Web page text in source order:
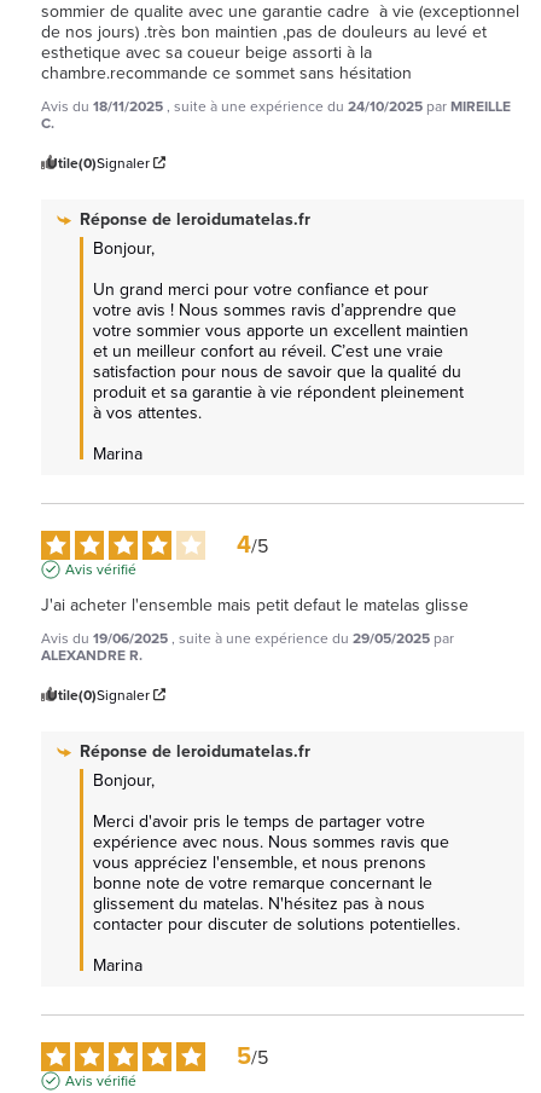
sommier de qualite avec une garantie cadre  à vie (exceptionnel
de nos jours) .très bon maintien ,pas de douleurs au levé et
esthetique avec sa coueur beige assorti à la
chambre.recommande ce sommet sans hésitation
Avis du 18/11/2025, suite à une expérience du 24/10/2025 parMIREILLE
C.
Utile(0)Signaler
Réponse deleroidumatelas.fr
Bonjour,
Un grand merci pour votre confiance et pour
votre avis ! Nous sommes ravis d’apprendre que
votre sommier vous apporte un excellent maintien
et un meilleur confort au réveil. C’est une vraie
satisfaction pour nous de savoir que la qualité du
produit et sa garantie à vie répondent pleinement
à vos attentes.
Marina
4/5
Avis vérifié
J'ai acheter l'ensemble mais petit defaut le matelas glisse
Avis du 19/06/2025, suite à une expérience du 29/05/2025 par
ALEXANDRE R.
Utile(0)Signaler
Réponse deleroidumatelas.fr
Bonjour,
Merci d'avoir pris le temps de partager votre
expérience avec nous. Nous sommes ravis que
vous appréciez l'ensemble, et nous prenons
bonne note de votre remarque concernant le
glissement du matelas. N'hésitez pas à nous
contacter pour discuter de solutions potentielles.
Marina
5/5
Avis vérifié